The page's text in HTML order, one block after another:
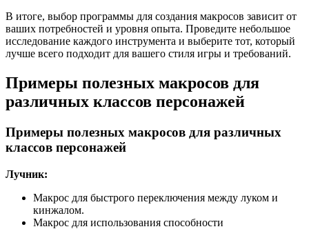
В итоге, выбор программы для создания макросов зависит от
ваших потребностей и уровня опыта. Проведите небольшое
исследование каждого инструмента и выберите тот, который
лучше всего подходит для вашего стиля игры и требований.
Примеры полезных макросов для
различных классов персонажей
Примеры полезных макросов для различных
классов персонажей
Лучник:
Макрос для быстрого переключения между луком и
кинжалом.
Макрос для использования способности